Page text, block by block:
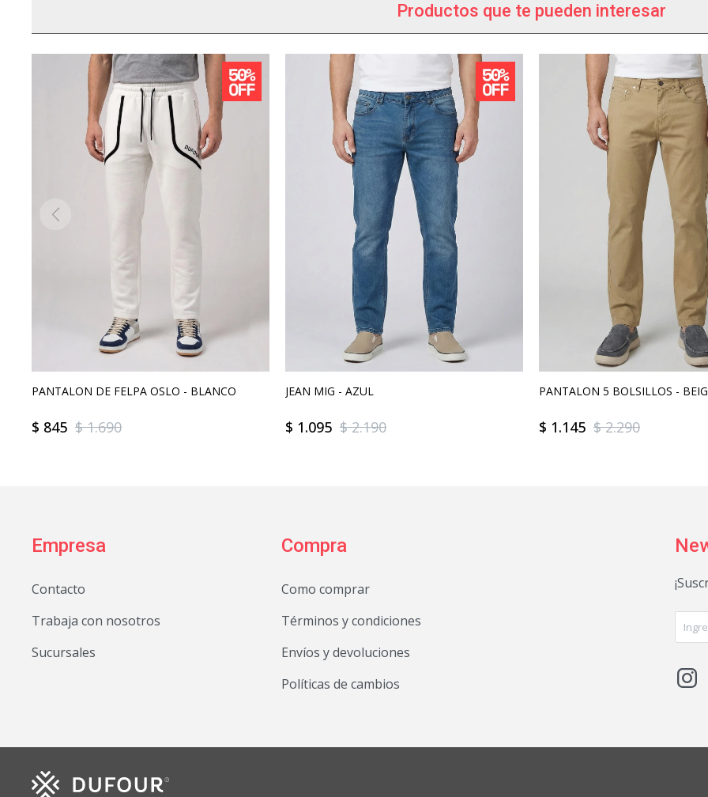
Productos que te pueden interesar
PANTALON DE FELPA OSLO - BLANCO
$ 845 $ 1.690
JEAN MIG - AZUL
$ 1.095 $ 2.190
PANTALON 5 BOLSILLOS -
$ 1.145 $ 2.290
Empresa
Contacto
Trabaja con nosotros
Sucursales
Compra
Como comprar
Términos y condiciones
Envíos y devoluciones
Políticas de cambios
